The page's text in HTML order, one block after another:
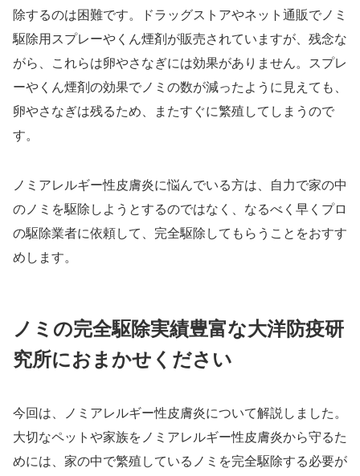
除するのは困難です。ドラッグストアやネット通販でノミ
駆除用スプレーやくん煙剤が販売されていますが、残念な
がら、これらは卵やさなぎには効果がありません。スプレ
ーやくん煙剤の効果でノミの数が減ったように見えても、
卵やさなぎは残るため、またすぐに繁殖してしまうので
す。
ノミアレルギー性皮膚炎に悩んでいる方は、自力で家の中
のノミを駆除しようとするのではなく、なるべく早くプロ
の駆除業者に依頼して、完全駆除してもらうことをおすす
めします。
ノミの完全駆除実績豊富な大洋防疫研
究所におまかせください
今回は、ノミアレルギー性皮膚炎について解説しました。
大切なペットや家族をノミアレルギー性皮膚炎から守るた
めには、家の中で繁殖しているノミを完全駆除する必要が